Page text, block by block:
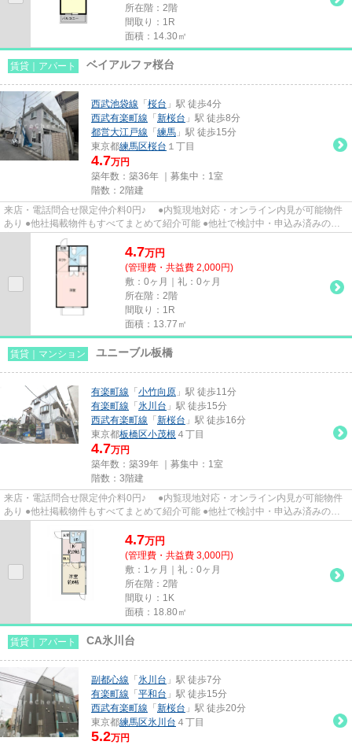
所在階：2階
間取り：1R
面積：14.30㎡
賃貸｜アパート ベイアルファ桜台
西武池袋線 「 桜台 」駅 徒歩4分
西武有楽町線 「 新桜台 」駅 徒歩8分
都営大江戸線 「 練馬 」駅 徒歩15分
東京都練馬区桜台 １丁目
4.7万円
築年数：築36年 ｜募集中： 1室
階数：2階建
来店・電話問合せ限定仲介料0円♪ ●内覧現地対応・オンライン内見が可能物件
あり ●他社掲載物件もすべてまとめて紹介可能 ●他社で検討中・申込み済みのお
客様、初期費用がさらに減額...
4.7万円
(管理費・共益費 2,000円)
敷：0ヶ月｜礼：0ヶ月
所在階：2階
間取り：1R
面積：13.77㎡
賃貸｜マンション ユニーブル板橋
有楽町線 「 小竹向原 」駅 徒歩11分
有楽町線 「 氷川台 」駅 徒歩15分
西武有楽町線 「 新桜台 」駅 徒歩16分
東京都板橋区小茂根 ４丁目
4.7万円
築年数：築39年 ｜募集中： 1室
階数：3階建
来店・電話問合せ限定仲介料0円♪ ●内覧現地対応・オンライン内見が可能物件
あり ●他社掲載物件もすべてまとめて紹介可能 ●他社で検討中・申込み済みのお
4.7万円
(管理費・共益費 3,000円)
敷：1ヶ月｜礼：0ヶ月
所在階：2階
間取り：1K
面積：18.80㎡
賃貸｜アパート CA氷川台
副都心線 「 氷川台 」駅 徒歩7分
有楽町線 「 平和台 」駅 徒歩15分
西武有楽町線 「 新桜台 」駅 徒歩20分
東京都練馬区氷川台 ４丁目
5.2万円